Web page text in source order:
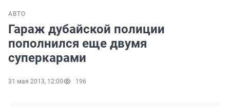
АВТО
Гараж дубайской полиции
пополнился еще двумя
суперкарами
31 мая 2013, 12:00 196